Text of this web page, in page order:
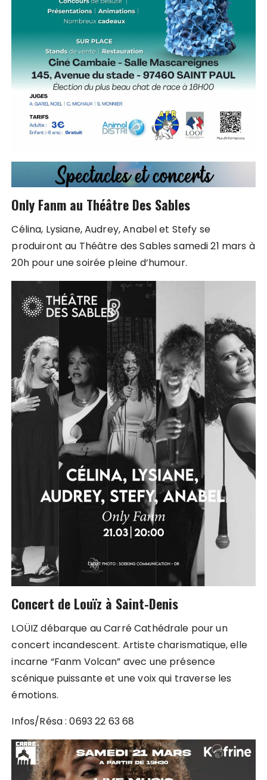
Only Fanm au Théâtre Des Sables
Célina, Lysiane, Audrey, Anabel et Stefy se
produiront au Théâtre des Sables samedi 21 mars à
20h pour une soirée pleine d’humour.
Concert de Louïz à Saint-Denis
LOÜIZ débarque au Carré Cathédrale pour un
concert incandescent. Artiste charismatique, elle
incarne “Fanm Volcan” avec une présence
scénique puissante et une voix qui traverse les
émotions.
Infos/Résa : 0693 22 63 68